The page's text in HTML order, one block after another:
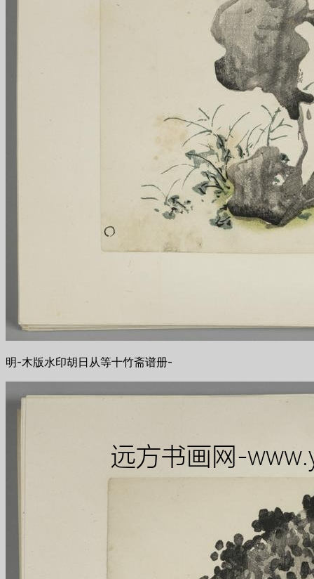
明-木版水印胡日从等十竹斋谱册-